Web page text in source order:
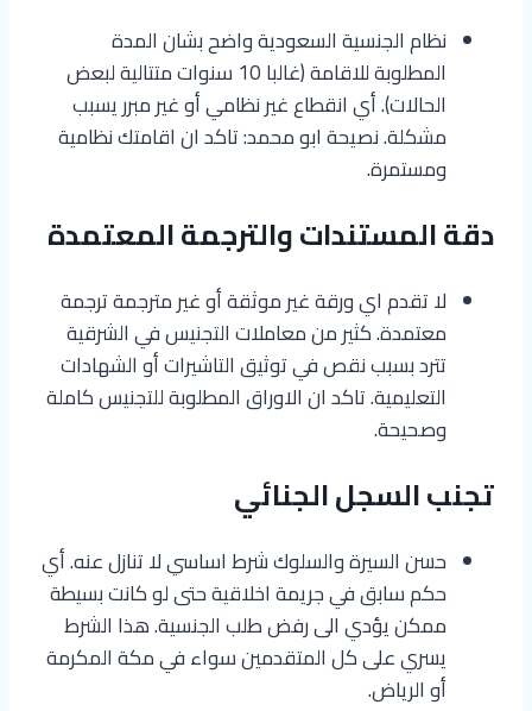
نظام الجنسية السعودية واضح بشان المدة
المطلوبة للاقامة (غالبا 10 سنوات متتالية لبعض
الحالات). أي انقطاع غير نظامي أو غير مبرر يسبب
مشكلة. نصيحة ابو محمد: تاكد ان اقامتك نظامية
ومستمرة.
دقة المستندات والترجمة المعتمدة
لا تقدم اي ورقة غير موثقة أو غير مترجمة ترجمة
معتمدة. كثير من معاملات التجنيس في الشرقية
تترد بسبب نقص في توثيق التاشيرات أو الشهادات
التعليمية. تاكد ان الاوراق المطلوبة للتجنيس كاملة
وصحيحة.
تجنب السجل الجنائي
حسن السيرة والسلوك شرط اساسي لا تنازل عنه. أي
حكم سابق في جريمة اخلاقية حتى لو كانت بسيطة
ممكن يؤدي الى رفض طلب الجنسية. هذا الشرط
يسري على كل المتقدمين سواء في مكة المكرمة
أو الرياض.